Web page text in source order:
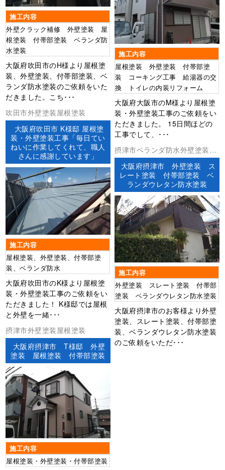
施工内容
外壁クラック補修 外壁塗装 屋
根塗装 付帯部塗装 ベランダ防
水塗装
大阪府吹田市のH様より屋根塗
装、外壁塗装、付帯部塗装、ベ
ランダ防水塗装のご依頼をいた
だきました。こち･･･
施工内容
屋根塗装 外壁塗装 付帯部塗
装 コーキング工事 給湯器の交
換 トイレの内装リフォーム
大阪府大阪市のM様より屋根塗
装・外壁塗装工事のご依頼をい
ただきました。 15日間ほどの
工事でして、･･･
吹田市外壁塗装屋根塗装
大阪府吹田市 K様邸 屋根塗
装・外壁塗装工事「毎日てい
ねいに作業してくれて、職人
さんに感謝しています」
施工内容
屋根塗装、外壁塗装、付帯部塗
装、ベランダ防水
大阪府吹田市のK様より屋根塗
装・外壁塗装工事のご依頼をい
ただきました！ K様邸では屋根
と外壁を一緒･･･
摂津市ベランダ防水外壁塗装屋
根塗装防水工事
大阪府摂津市 外壁塗装 ス
レート塗装 付帯部塗装 ベ
ランダウレタン防水塗装
施工内容
外壁塗装 スレート塗装 付帯部
塗装 ベランダウレタン防水塗装
大阪府摂津市のお客様より外壁
塗装、スレート塗装、付帯部塗
装、ベランダウレタン防水塗装
のご依頼をいただ･･･
摂津市外壁塗装屋根塗装
大阪府摂津市 T様邸 外壁
塗装 屋根塗装 付帯部塗装
施工内容
屋根塗装・外壁塗装・付帯部塗装